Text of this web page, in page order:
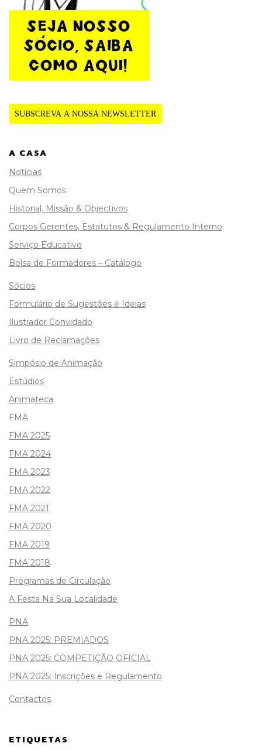
SUBSCREVA A NOSSA NEWSLETTER
A CASA
Notícias
Quem Somos
Historial, Missão & Objectivos
Corpos Gerentes, Estatutos & Regulamento Interno
Serviço Educativo
Bolsa de Formadores – Catálogo
Sócios
Formulário de Sugestões e Ideias
Ilustrador Convidado
Livro de Reclamações
Simpósio de Animação
Estúdios
Animateca
FMA
FMA 2025
FMA 2024
FMA 2023
FMA 2022
FMA 2021
FMA 2020
FMA 2019
FMA 2018
Programas de Circulação
A Festa Na Sua Localidade
PNA
PNA 2025: PREMIADOS
PNA 2025: COMPETIÇÃO OFICIAL
PNA 2025: Inscrições e Regulamento
Contactos
ETIQUETAS